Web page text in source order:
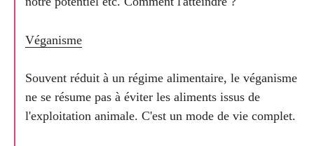
Véganisme
Souvent réduit à un régime alimentaire, le véganisme
ne se résume pas à éviter les aliments issus de
l'exploitation animale. C'est un mode de vie complet.